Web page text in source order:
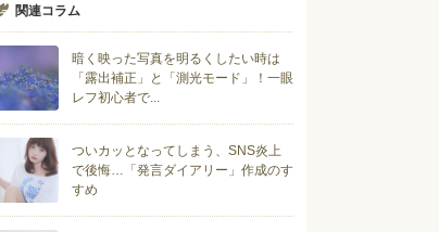
関連コラム
暗く映った写真を明るくしたい時は
「露出補正」と「測光モード」！一眼
レフ初心者で...
ついカッとなってしまう、SNS炎上
で後悔…「発言ダイアリー」作成のす
すめ